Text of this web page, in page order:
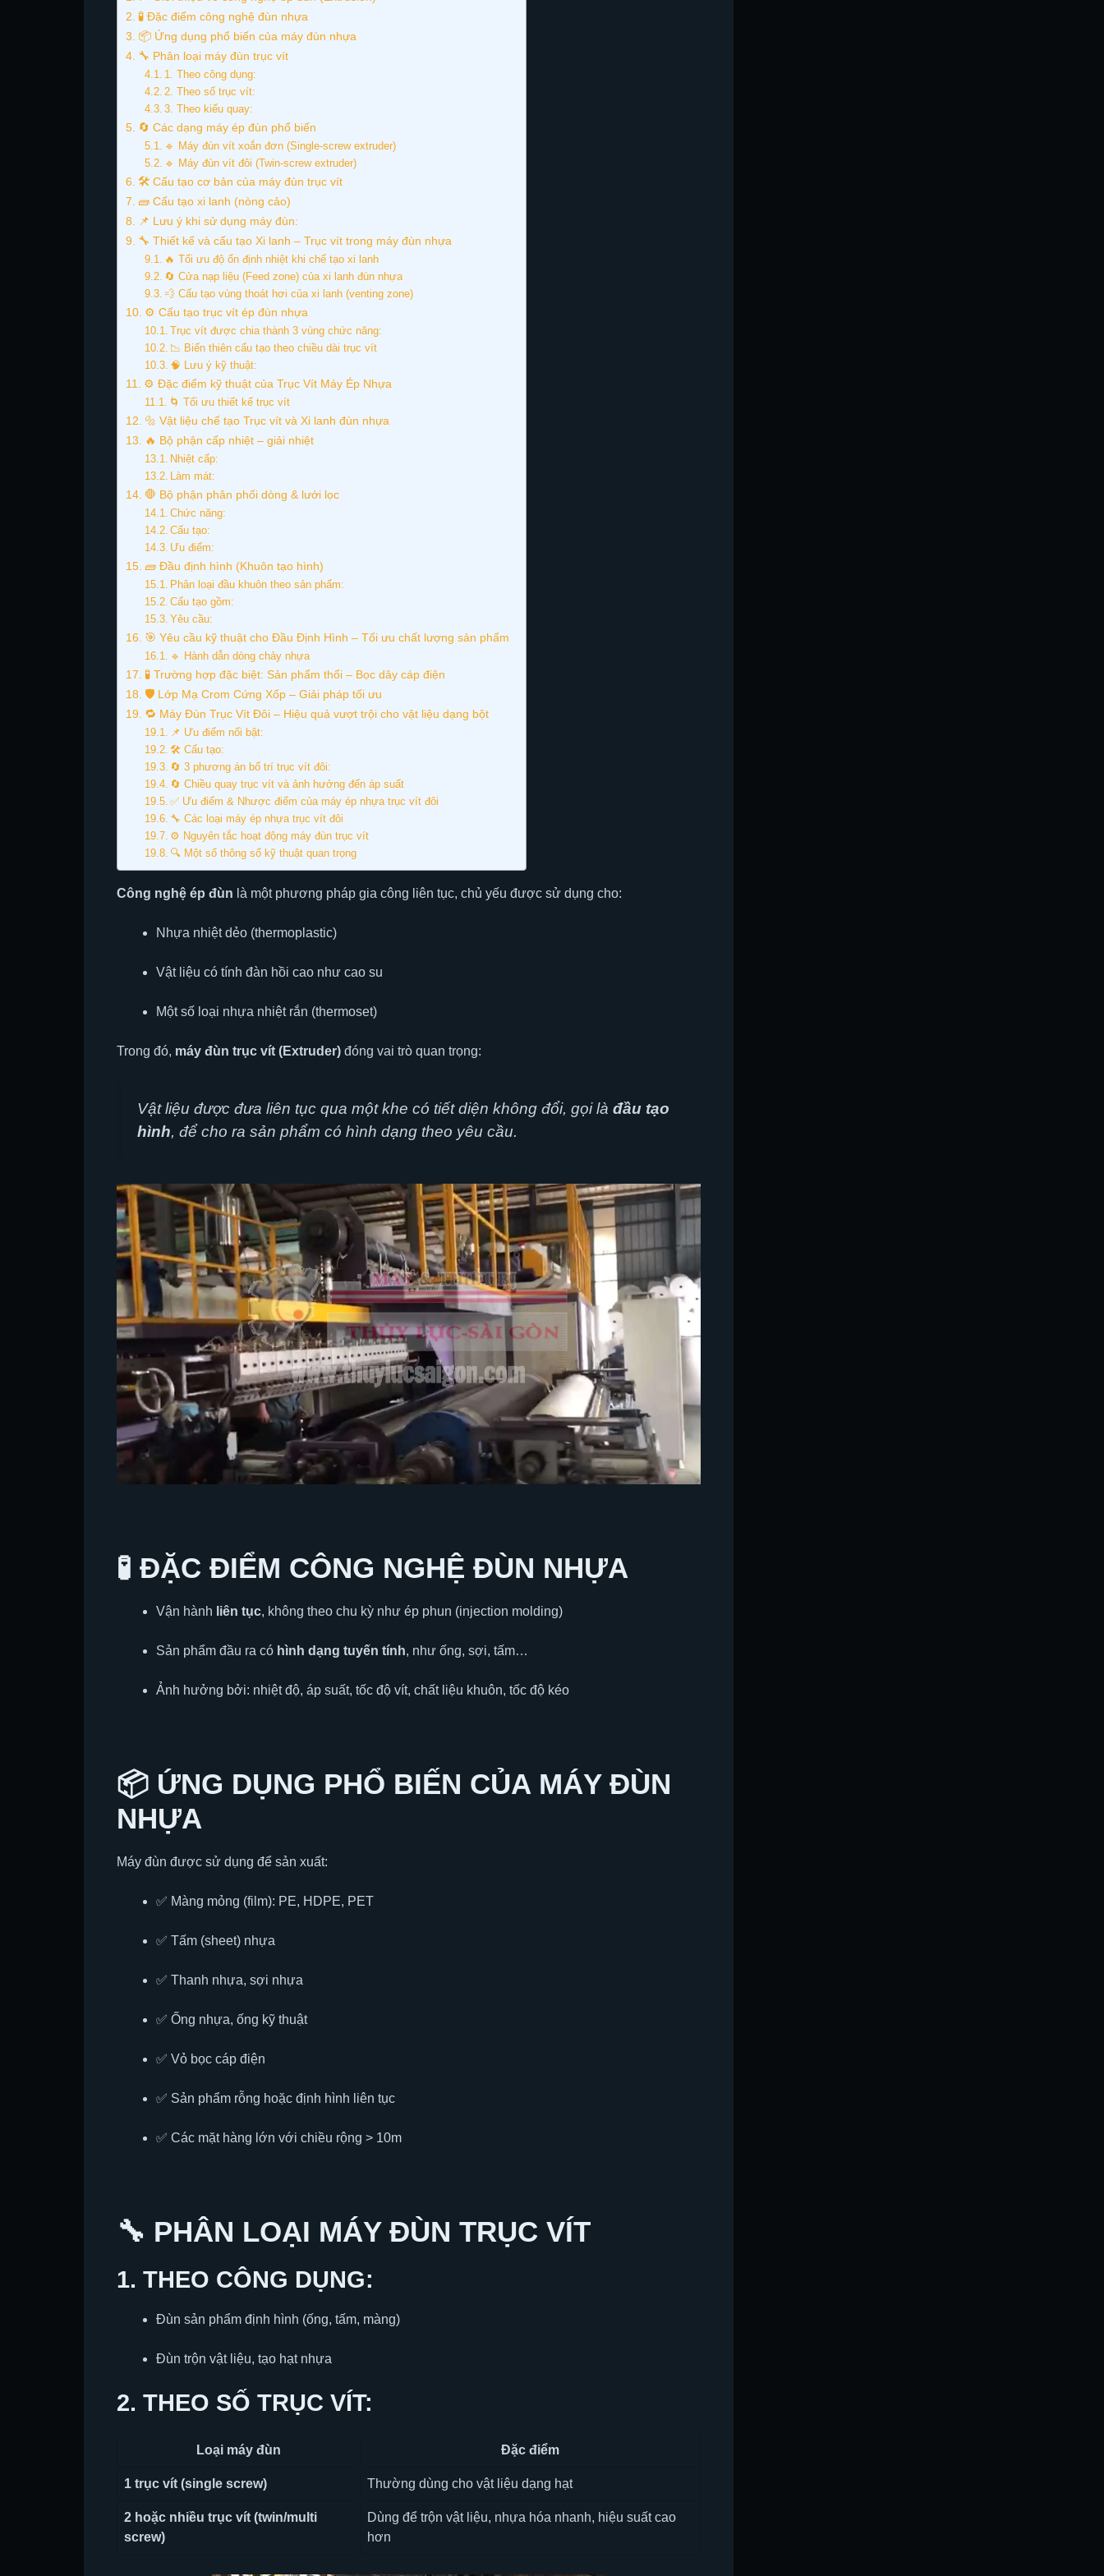
🧪 Đặc điểm công nghệ đùn nhựa
📦 Ứng dụng phổ biến của máy đùn nhựa
🔧 Phân loại máy đùn trục vít
1. Theo công dụng:
2. Theo số trục vít:
3. Theo kiểu quay:
🔄 Các dạng máy ép đùn phổ biến
🔹 Máy đùn vít xoắn đơn (Single-screw extruder)
🔹 Máy đùn vít đôi (Twin-screw extruder)
🛠️ Cấu tạo cơ bản của máy đùn trục vít
🧱 Cấu tạo xi lanh (nòng cảo)
📌 Lưu ý khi sử dụng máy đùn:
🔧 Thiết kế và cấu tạo Xi lanh – Trục vít trong máy đùn nhựa
🔥 Tối ưu độ ổn định nhiệt khi chế tạo xi lanh
🔄 Cửa nạp liệu (Feed zone) của xi lanh đùn nhựa
💨 Cấu tạo vùng thoát hơi của xi lanh (venting zone)
⚙️ Cấu tạo trục vít ép đùn nhựa
Trục vít được chia thành 3 vùng chức năng:
📉 Biến thiên cấu tạo theo chiều dài trục vít
🧠 Lưu ý kỹ thuật:
⚙️ Đặc điểm kỹ thuật của Trục Vít Máy Ép Nhựa
🌀 Tối ưu thiết kế trục vít
🔩 Vật liệu chế tạo Trục vít và Xi lanh đùn nhựa
🔥 Bộ phận cấp nhiệt – giải nhiệt
Nhiệt cấp:
Làm mát:
🛑 Bộ phận phân phối dòng & lưới lọc
Chức năng:
Cấu tạo:
Ưu điểm:
🧱 Đầu định hình (Khuôn tạo hình)
Phân loại đầu khuôn theo sản phẩm:
Cấu tạo gồm:
Yêu cầu:
🎯 Yêu cầu kỹ thuật cho Đầu Định Hình – Tối ưu chất lượng sản phẩm
🔹 Hành dẫn dòng chảy nhựa
🧪 Trường hợp đặc biệt: Sản phẩm thổi – Bọc dây cáp điện
🛡️ Lớp Mạ Crom Cứng Xốp – Giải pháp tối ưu
🔁 Máy Đùn Trục Vít Đôi – Hiệu quả vượt trội cho vật liệu dạng bột
📌 Ưu điểm nổi bật:
🛠️ Cấu tạo:
🔄 3 phương án bố trí trục vít đôi:
🔄 Chiều quay trục vít và ảnh hưởng đến áp suất
✅ Ưu điểm & Nhược điểm của máy ép nhựa trục vít đôi
🔧 Các loại máy ép nhựa trục vít đôi
⚙️ Nguyên tắc hoạt động máy đùn trục vít
🔍 Một số thông số kỹ thuật quan trọng
Công nghệ ép đùn là một phương pháp gia công liên tục, chủ yếu được sử dụng cho:
Nhựa nhiệt dẻo (thermoplastic)
Vật liệu có tính đàn hồi cao như cao su
Một số loại nhựa nhiệt rắn (thermoset)
Trong đó, máy đùn trục vít (Extruder) đóng vai trò quan trọng:
Vật liệu được đưa liên tục qua một khe có tiết diện không đổi, gọi là đầu tạo
hình, để cho ra sản phẩm có hình dạng theo yêu cầu.
🧪 ĐẶC ĐIỂM CÔNG NGHỆ ĐÙN NHỰA
Vận hành liên tục, không theo chu kỳ như ép phun (injection molding)
Sản phẩm đầu ra có hình dạng tuyến tính, như ống, sợi, tấm…
Ảnh hưởng bởi: nhiệt độ, áp suất, tốc độ vít, chất liệu khuôn, tốc độ kéo
📦 ỨNG DỤNG PHỔ BIẾN CỦA MÁY ĐÙN
NHỰA
Máy đùn được sử dụng để sản xuất:
✅ Màng mỏng (film): PE, HDPE, PET
✅ Tấm (sheet) nhựa
✅ Thanh nhựa, sợi nhựa
✅ Ống nhựa, ống kỹ thuật
✅ Vỏ bọc cáp điện
✅ Sản phẩm rỗng hoặc định hình liên tục
✅ Các mặt hàng lớn với chiều rộng > 10m
🔧 PHÂN LOẠI MÁY ĐÙN TRỤC VÍT
1. THEO CÔNG DỤNG:
Đùn sản phẩm định hình (ống, tấm, màng)
Đùn trộn vật liệu, tạo hạt nhựa
2. THEO SỐ TRỤC VÍT:
Loại máy đùn Đặc điểm
1 trục vít (single screw) Thường dùng cho vật liệu dạng hạt
2 hoặc nhiều trục vít (twin/multi
screw)
Dùng để trộn vật liệu, nhựa hóa nhanh, hiệu suất cao
hơn